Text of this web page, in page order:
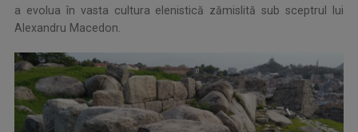
a evolua în vasta cultura elenistică zămislită sub sceptrul lui
Alexandru Macedon.